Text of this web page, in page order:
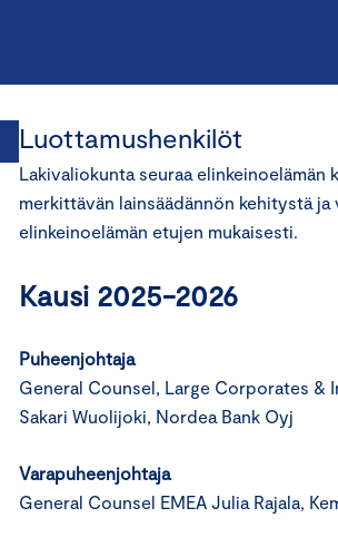
Luottamushenkilöt
Lakivaliokunta seuraa elinkeinoelämän
merkittävän lainsäädännön kehitystä ja
elinkeinoelämän etujen mukaisesti.
Kausi 2025-2026
Puheenjohtaja
General Counsel, Large Corporates &
Sakari Wuolijoki, Nordea Bank Oyj
Varapuheenjohtaja
General Counsel EMEA Julia Rajala,